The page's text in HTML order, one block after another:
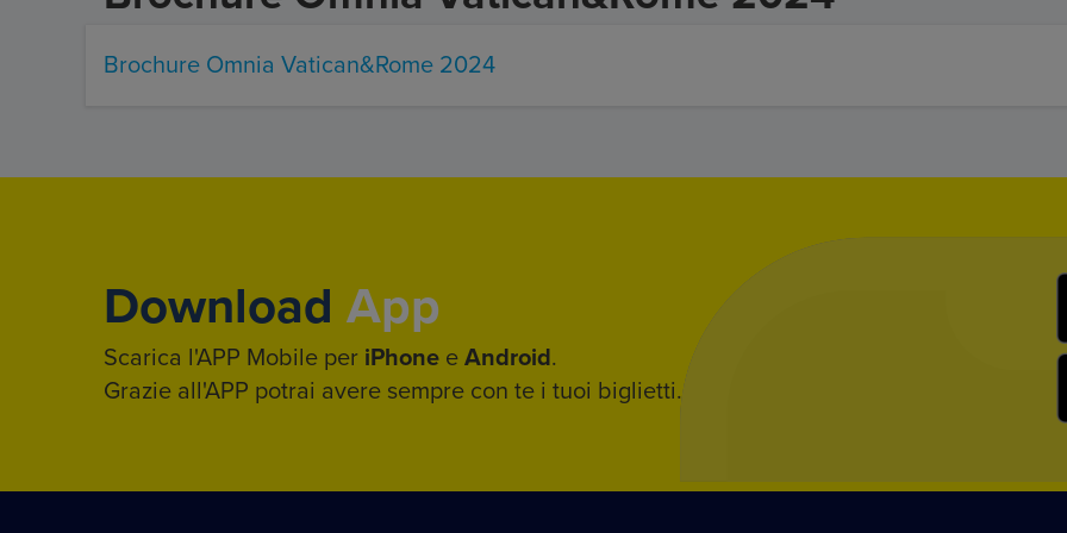
Brochure Omnia Vatican&Rome 2024
Download App
Scarica l'APP Mobile per iPhone e Android.
Grazie all'APP potrai avere sempre con te i tuoi biglietti.